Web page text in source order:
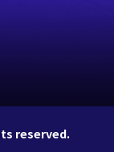
reserved.